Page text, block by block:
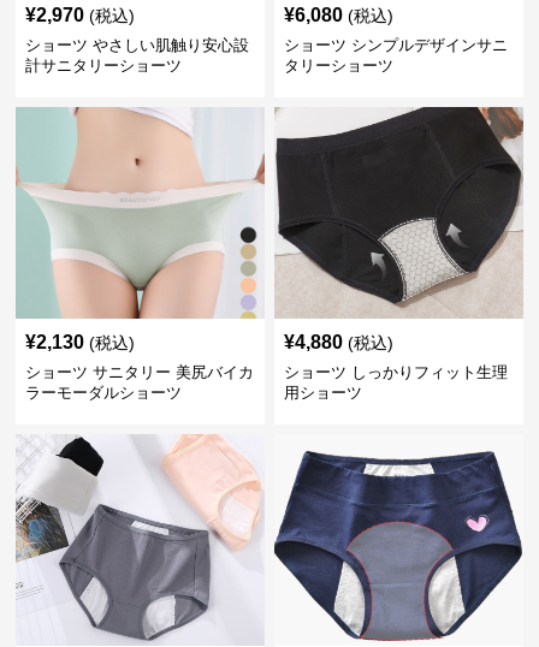
¥2,970 (税込)
ショーツ やさしい肌触り安心設
計サニタリーショーツ
¥6,080 (税込)
ショーツ シンプルデザインサニ
タリーショーツ
¥2,130 (税込)
ショーツ サニタリー 美尻バイカ
ラーモーダルショーツ
¥4,880 (税込)
ショーツ しっかりフィット生理
用ショーツ